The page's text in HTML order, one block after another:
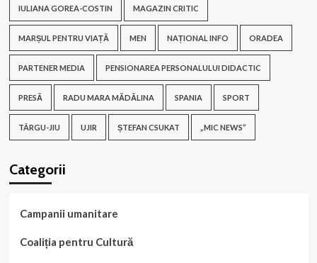
IULIANA GOREA-COSTIN MAGAZIN CRITIC
MARȘUL PENTRU VIAȚĂ MEN NAȚIONAL INFO ORADEA
PARTENER MEDIA PENSIONAREA PERSONALULUI DIDACTIC
PRESĂ RADU MARA MĂDĂLINA SPANIA SPORT
TÂRGU-JIU UJIR ȘTEFAN CSUKAT „MIC NEWS”
Categorii
Campanii umanitare
Coaliția pentru Cultură